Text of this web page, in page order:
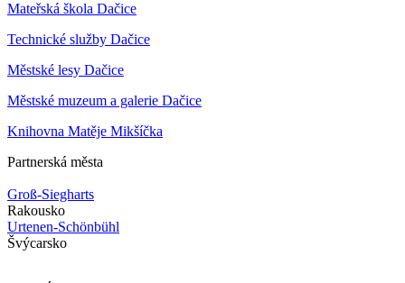
Mateřská škola Dačice
Technické služby Dačice
Městské lesy Dačice
Městské muzeum a galerie Dačice
Knihovna Matěje Mikšíčka
Partnerská města
Groß-Siegharts
Rakousko
Urtenen-Schönbühl
Švýcarsko